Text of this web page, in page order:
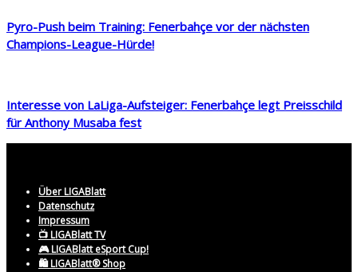
Pyro-Push beim Training: Fenerbahçe vor der nächsten
Champions-League-Hürde!
Interesse von LaLiga-Aufsteiger: Fenerbahçe legt Preisschild
für Anthony Musaba fest
Über LIGABlatt
Datenschutz
Impressum
📺 LIGABlatt TV
🎮 LIGABlatt eSport Cup!
🛍️ LIGABlatt® Shop